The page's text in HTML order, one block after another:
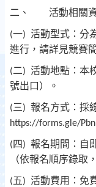
二、 活動相關
(一) 活動型式：分
進行，請詳見競賽
(二) 活動地點：本
號出口）。
(三) 報名方式：採
https://forms.gle/
(四) 報名期間：自
（依報名順序錄取
(五) 活動費用：免